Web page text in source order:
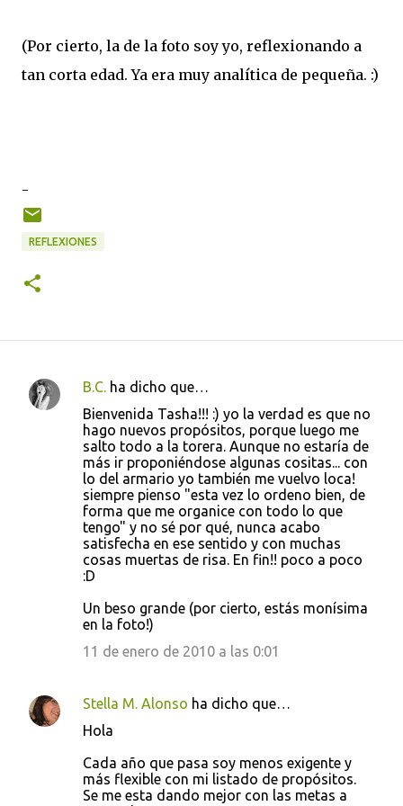
(Por cierto, la de la foto soy yo, reflexionando a
tan corta edad. Ya era muy analítica de pequeña. :)
-
REFLEXIONES
C
B.C. ha dicho que…
Bienvenida Tasha!!! :) yo la verdad es que no
hago nuevos propósitos, porque luego me
salto todo a la torera. Aunque no estaría de
más ir proponiéndose algunas cositas... con
lo del armario yo también me vuelvo loca!
siempre pienso "esta vez lo ordeno bien, de
forma que me organice con todo lo que
tengo" y no sé por qué, nunca acabo
satisfecha en ese sentido y con muchas
cosas muertas de risa. En fin!! poco a poco
:D
Un beso grande (por cierto, estás monísima
en la foto!)
11 de enero de 2010 a las 0:01
Stella M. Alonso ha dicho que…
Hola
Cada año que pasa soy menos exigente y
más flexible con mi listado de propósitos.
Se me esta dando mejor con las metas a